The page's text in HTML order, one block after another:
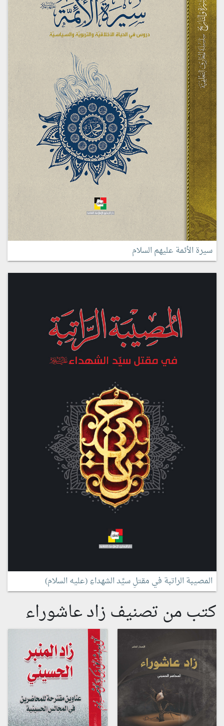
سيرة الأئمة عليهم السلام
المصيبة الراتبة في مقتلِ سيِّد الشهداءِ (عليه السلام)
كتب من تصنيف زاد عاشوراء